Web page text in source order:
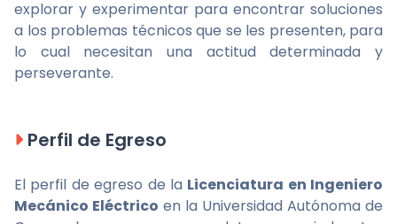
explorar y experimentar para encontrar soluciones
a los problemas técnicos que se les presenten, para
lo cual necesitan una actitud determinada y
perseverante.
Perfil de Egreso
El perfil de egreso de la Licenciatura en Ingeniero
Mecánico Eléctrico en la Universidad Autónoma de